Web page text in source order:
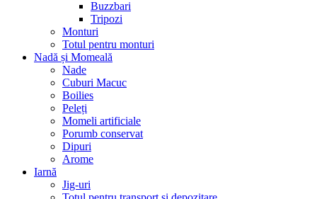
Buzzbari
Tripozi
Monturi
Totul pentru monturi
Nadă și Momeală
Nade
Cuburi Macuc
Boilies
Peleți
Momeli artificiale
Porumb conservat
Dipuri
Arome
Iarnă
Jig-uri